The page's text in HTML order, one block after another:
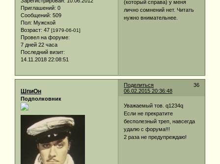
Приглашений: 0
Сообщений: 509
Пол: Мужской
Возраст: 47 [1979-06-01]
Провел на форуме:
7 дней 22 часа
Последний визит:
14.11.2018 22:08:51
(который справа) у меня
лично сомнений нет. Читать
нужно внимательнее.
Поделиться
36
06.02.2015 20:36:48
ШпиОн
Подполковник
Уважаемый тов. q1234q
Если не прекратите
бесполезный треп, навсегда
удалю с форума!!!
2 раза не предупреждаю!